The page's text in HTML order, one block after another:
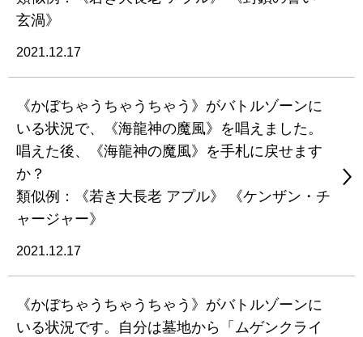
玄渦》
2021.12.17
《かぼちゃうちゃうちゃう》がバトルゾーンに
いる状況で、《海龍神の魔風》を唱えました。
唱えた後、《海龍神の魔風》を手札に戻せます
か？
類似例：《若き大長老 アプル》 《ケンザン・チ
ャージャー》
2021.12.17
《かぼちゃうちゃうちゃう》がバトルゾーンに
いる状況です。自分は墓地から「ムゲンクライ